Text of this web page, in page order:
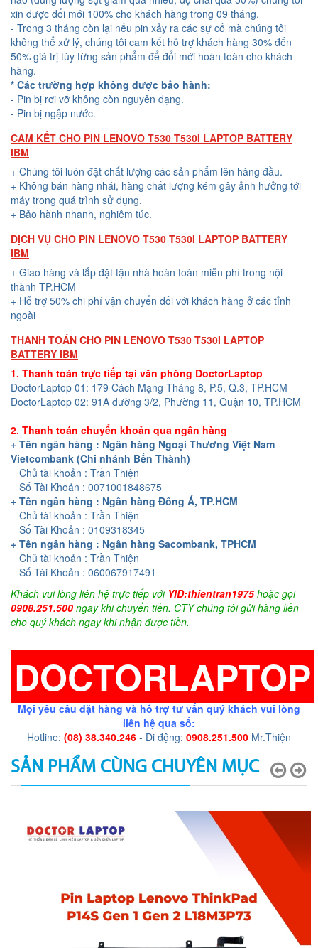
xin được đổi mới 100% cho khách hàng trong 09 tháng.
- Trong 3 tháng còn lại nếu pin xảy ra các sự cố mà chúng tôi
không thể xử lý, chúng tôi cam kết hỗ trợ khách hàng 30% đến
50% giá trị tùy từng sản phẩm để đổi mới hoàn toàn cho khách
hàng.
* Các trường hợp không được bảo hành:
- Pin bị rơi vỡ không còn nguyên dạng.
- Pin bị ngập nước.
CAM KẾT CHO PIN LENOVO T530 T530I LAPTOP BATTERY
IBM
+ Chúng tôi luôn đặt chất lượng các sản phẩm lên hàng đầu.
+ Không bán hàng nhái, hàng chất lượng kém gây ảnh hưởng tới
máy trong quá trình sử dụng.
+ Bảo hành nhanh, nghiêm túc.
DỊCH VỤ CHO PIN LENOVO T530 T530I LAPTOP BATTERY
IBM
+ Giao hàng và lắp đặt tận nhà hoàn toàn miễn phí trong nội
thành TP.HCM
+ Hỗ trợ 50% chi phí vận chuyển đối với khách hàng ở các tỉnh
ngoài
THANH TOÁN CHO PIN LENOVO T530 T530I LAPTOP
BATTERY IBM
1. Thanh toán trực tiếp tại văn phòng DoctorLaptop
DoctorLaptop 01: 179 Cách Mạng Tháng 8, P.5, Q.3, TP.HCM
DoctorLaptop 02: 91A đường 3/2, Phường 11, Quận 10, TP.HCM
2. Thanh toán chuyển khoản qua ngân hàng
+ Tên ngân hàng : Ngân hàng Ngoại Thương Việt Nam
Vietcombank (Chi nhánh Bến Thành)
Chủ tài khoản : Trần Thiện
Số Tài Khoản : 0071001848675
+ Tên ngân hàng : Ngân hàng Đông Á, TP.HCM
Chủ tài khoản : Trần Thiện
Số Tài Khoản : 0109318345
+ Tên ngân hàng : Ngân hàng Sacombank, TPHCM
Chủ tài khoản : Trần Thiện
Số Tài Khoản : 060067917491
Khách vui lòng liên hệ trực tiếp với YID:thientran1975hoặc gọi
0908.251.500 ngay khi chuyển tiền. CTY chúng tôi gửi hàng liền
cho quý khách ngay khi nhận được tiền.
DOCTORLAPTOP
Mọi yêu cầu đặt hàng và hỗ trợ tư vấn quý khách vui lòng
liên hệ qua số:
Hotline: (08) 38.340.246 - Di động: 0908.251.500 Mr.Thiện
SẢN PHẨM CÙNG CHUYÊN MỤC